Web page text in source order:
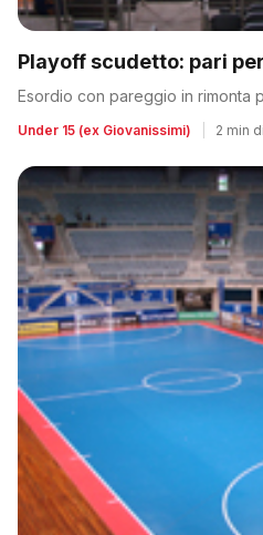
Playoff scudetto: pari
Esordio con pareggio in rimonta
Under 15 (ex Giovanissimi) 2 min